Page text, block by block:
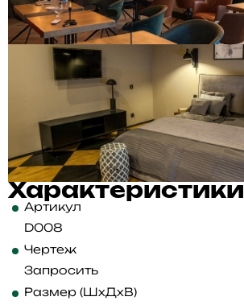
Характеристики
Артикул
D008
Чертеж
Запросить
Размер (ШхДхВ)